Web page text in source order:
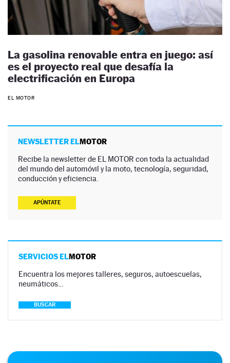
La gasolina renovable entra en juego: así
es el proyecto real que desafía la
electrificación en Europa
EL MOTOR
NEWSLETTER ELMOTOR
Recibe la newsletter de EL MOTOR con toda la actualidad
del mundo del automóvil y la moto, tecnología, seguridad,
conducción y eficiencia.
APÚNTATE
SERVICIOS ELMOTOR
Encuentra los mejores talleres, seguros, autoescuelas,
neumáticos…
BUSCAR